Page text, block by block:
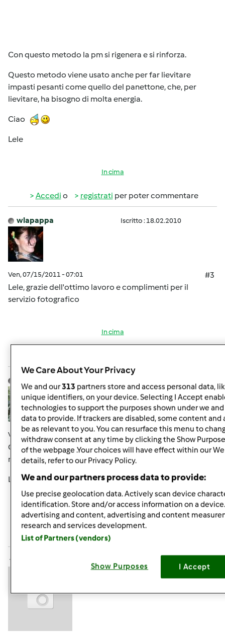
Con questo metodo la pm si rigenera e si rinforza.
Questo metodo viene usato anche per far lievitare
impasti pesanti come quello del panettone, che, per
lievitare, ha bisogno di molta energia.
Ciao
Lele
In cima
Accedi o registrati per poter commentare
wlapappa Iscritto : 18.02.2010
Ven, 07/15/2011 - 07:01
#3
Lele, grazie dell'ottimo lavoro e complimenti per il
servizio fotografico
In cima
Ven, 07/15/2011 - 07:15
Grazie Cinzia!!!!!!!!!!! Il tuo giudizio è molto importante per
me.
Lele
In cima
Accedio registrati
tartina67 (non verificato)
We Care About Your Privacy
We and our313 partners store and access personal data,
unique identifiers, on your device. Selecting I Accept
technologies to support the purposes shown under we
data to provide. If trackers are disabled, some content and
be as relevant to you. You can resurface this menu to
withdraw consent at any time by clicking the Show
of the webpage .Your choices will have effect within our
details, refer to our Privacy Policy.
We and our partners process data to provide:
Use precise geolocation data. Actively scan device
identification. Store and/or access information on a
advertising and content, advertising and content
research and services development.
List of Partners (vendors)
Show Purposes I Accept